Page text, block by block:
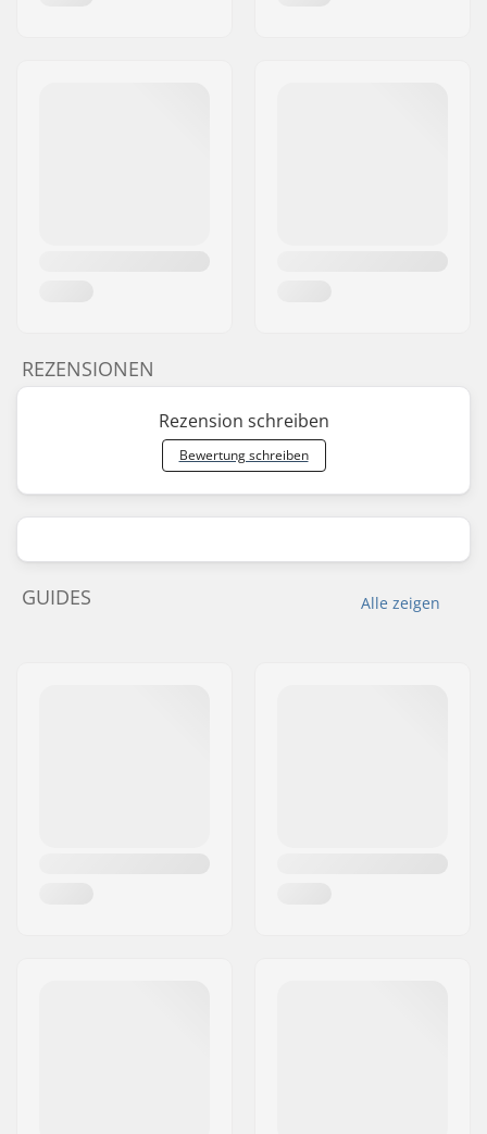
REZENSIONEN
Rezension schreiben
Bewertung schreiben
Alle zeigen
GUIDES